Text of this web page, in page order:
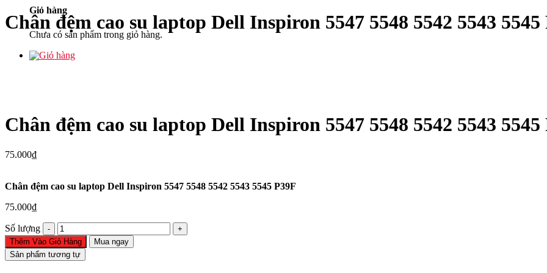
Giỏ hàng
Chưa có sản phẩm trong giỏ hàng.
Chân đệm cao su laptop Dell Inspiron 5547 5548 5542 5543 5545
Chân đệm cao su laptop Dell Inspiron 5547 5548 5542 5543 5545
75.000₫
Chân đệm cao su laptop Dell Inspiron 5547 5548 5542 5543 5545 P39F
75.000₫
Số lượng
Chân
đệm
cao
su
Thêm Vào Giỏ Hàng
Mua ngay
Sản phẩm tương tự